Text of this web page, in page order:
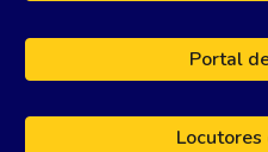
Portal
Locutores